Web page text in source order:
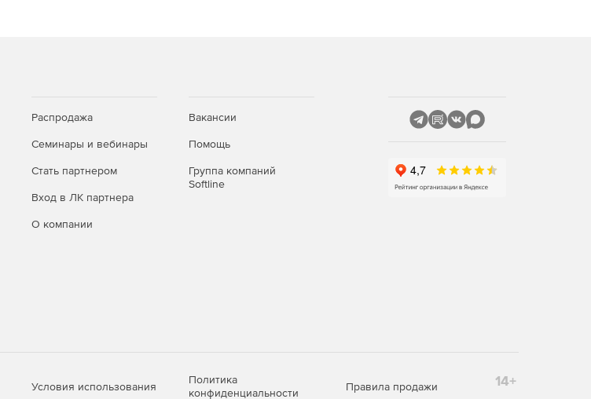
Распродажа
Семинары и вебинары
Стать партнером
Вход в ЛК партнера
О компании
Вакансии
Помощь
Группа компаний
Softline
Условия использования
Политика
конфиденциальности
Правила продажи 14+